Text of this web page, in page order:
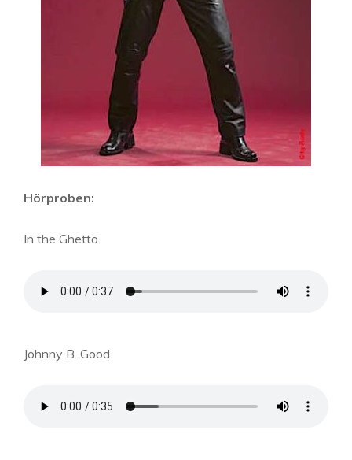
Hörproben:
In the Ghetto
Johnny B. Good